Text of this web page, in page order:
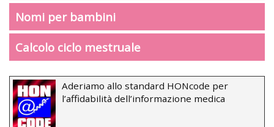
Nomi per bambini
Calcolo ciclo mestruale
Aderiamo allo standard HONcode per
l’affidabilità dell’informazione medica